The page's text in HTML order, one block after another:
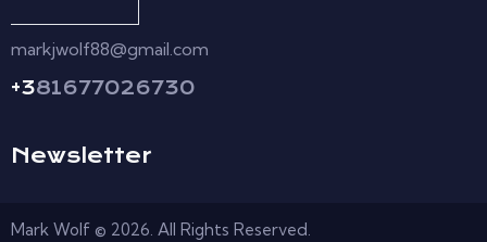
markjwolf88@gmail.com
+381677026730
Newsletter
Mark Wolf © 2026. All Rights Reserved.